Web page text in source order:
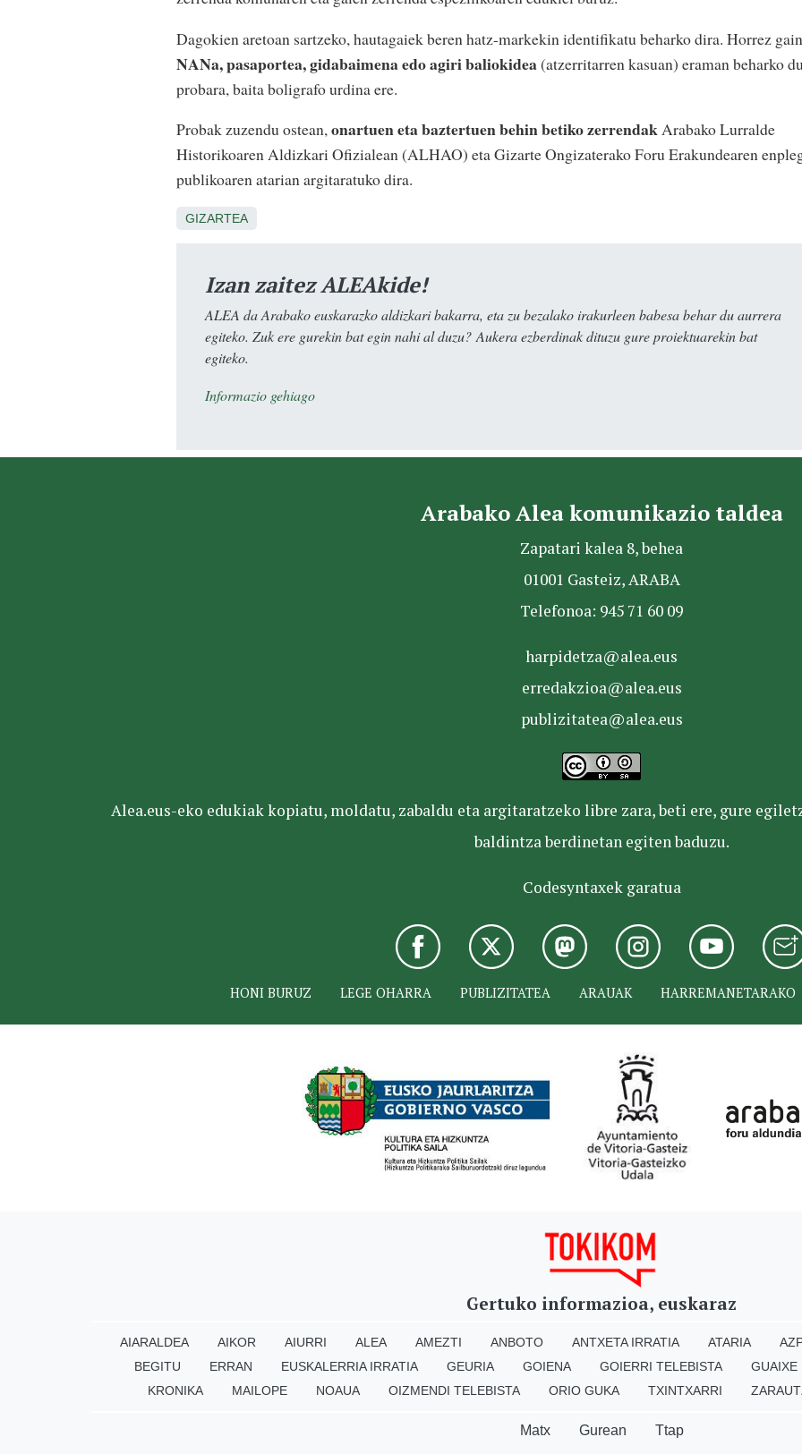
Dagokien aretoan sartzeko, hautagaiek beren hatz-markekin identifikatu beharko dira. Horrez
NANa, pasaportea, gidabaimena edo agiri baliokidea(atzerritarren kasuan) eraman beharko
probara, baita boligrafo urdina ere.
Probak zuzendu ostean,onartuen eta baztertuen behin betiko zerrendakArabako Lurralde
Historikoaren Aldizkari Ofizialean (ALHAO) eta Gizarte Ongizaterako Foru Erakundearen
publikoaren atarian argitaratuko dira.
GIZARTEA
Izan zaitez ALEAkide!
ALEA da Arabako euskarazko aldizkari bakarra, eta zu bezalako irakurleen babesa behar du aurrera
egiteko. Zuk ere gurekin bat egin nahi al duzu? Aukera ezberdinak dituzu gure proiektuarekin bat
egiteko.
Informazio gehiago
Arabako Alea komunikazio taldea
Zapatari kalea 8, behea
01001 Gasteiz, ARABA
Telefonoa: 945 71 60 09
harpidetza@alea.eus
erredakzioa@alea.eus
publizitatea@alea.eus
Alea.eus-eko edukiak kopiatu, moldatu, zabaldu eta argitaratzeko libre zara, beti ere, gure
baldintza berdinetan egiten baduzu.
Codesyntaxek garatua
HONI BURUZ LEGE OHARRA PUBLIZITATEA ARAUAK HARREMANETARAKO
Gertuko informazioa, euskaraz
AIARALDEA AIKOR AIURRI ALEA AMEZTI ANBOTO ANTXETA IRRATIA ATARIA
BEGITU
ERRAN EUSKALERRIA IRRATIA GEURIA GOIENA GOIERRI TELEBISTA GUAIXE
KRONIKA
MAILOPE NOAUA OIZMENDI TELEBISTA ORIO GUKA TXINTXARRI
Matx Gurean Ttap